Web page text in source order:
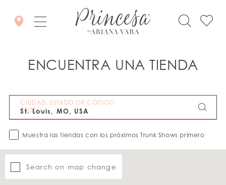
ENCUENTRA UNA TIENDA
CIUDAD, ESTADO OR CÓDIGO
POSTAL
Muestra las tiendas con los próximos Trunk Shows primero
Search on map change